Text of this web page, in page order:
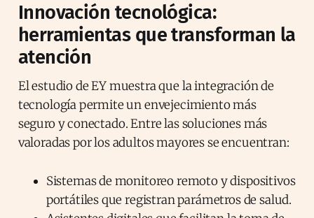
Innovación tecnológica:
herramientas que transforman la
atención
El estudio de EY muestra que la integración de
tecnología permite un envejecimiento más
seguro y conectado. Entre las soluciones más
valoradas por los adultos mayores se encuentran:
Sistemas de monitoreo remoto y dispositivos
portátiles que registran parámetros de salud.